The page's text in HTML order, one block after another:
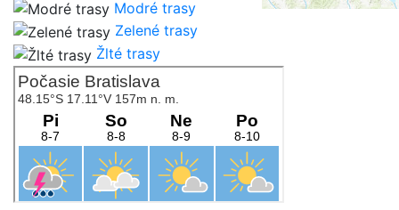
Modré trasy
Zelené trasy
Žlté trasy